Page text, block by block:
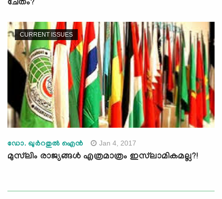
ചേതം?
CURRENT ISSUES
ഡോ. ഖുര്‍റതുല്‍ ഐന്‍ Jan 4, 2017
മുസ്‌ലിം രാജ്യങ്ങള്‍ എത്രമാത്രം ഇസ്‌ലാമികമല്ല?!